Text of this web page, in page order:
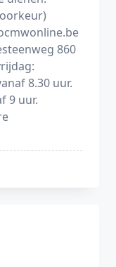
860
8.30 uur.
9 uur.